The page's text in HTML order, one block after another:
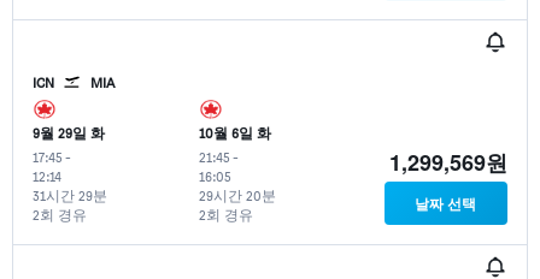
ICN MIA
9월 29일 화
17:45 -
12:14
2회 경유
31시간 29분
10월 6일 화
21:45 -
16:05
2회 경유
29시간 20분
1,299,569원
날짜 선택